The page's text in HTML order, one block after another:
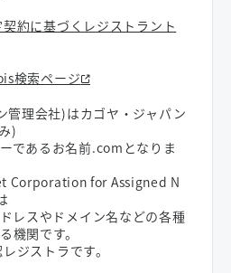
約に基づくレジストラント
検索ページ
理会社)はカゴヤ・ジャパン
)
であるお名前.comとなりま
Corporation for Assigned N
レスやドメイン名などの各種
機関です。
ジストラです。